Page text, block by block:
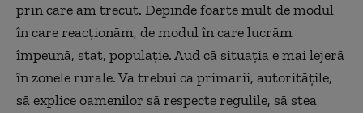
prin care am trecut. Depinde foarte mult de modul
în care reacționăm, de modul în care lucrăm
împeună, stat, populație. Aud că situația e mai lejeră
în zonele rurale. Va trebui ca primarii, autoritățile,
să explice oamenilor să respecte regulile, să stea